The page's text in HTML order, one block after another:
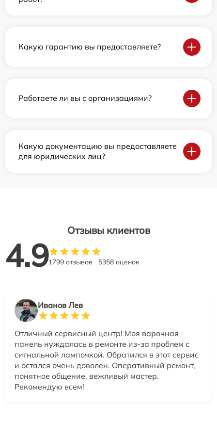
Какую гарантию вы предоставляете?
Работаете ли вы с организациями?
Какую документацию вы предоставляете
для юридических лиц?
Отзывы клиентов
4.91799 отзывов 5358 оценок
Иванов Лев
Отличный сервисный центр! Моя варочная
панель нуждалась в ремонте из-за проблем с
сигнальной лампочкой. Обратился в этот сервис
и остался очень доволен. Оперативный ремонт,
понятное общение, вежливый мастер.
Рекомендую всем!